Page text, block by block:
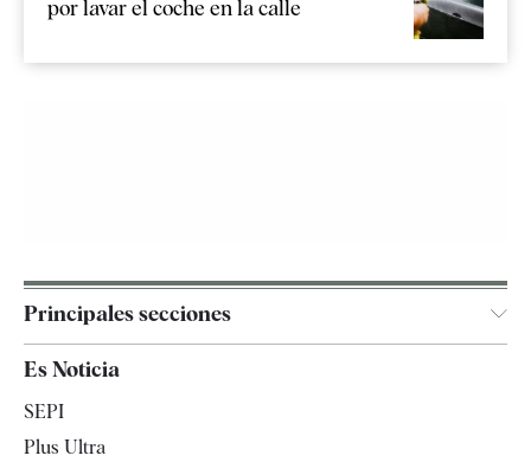
por lavar el coche en la calle
Principales secciones
España
Es Noticia
SEPI
Plus Ultra